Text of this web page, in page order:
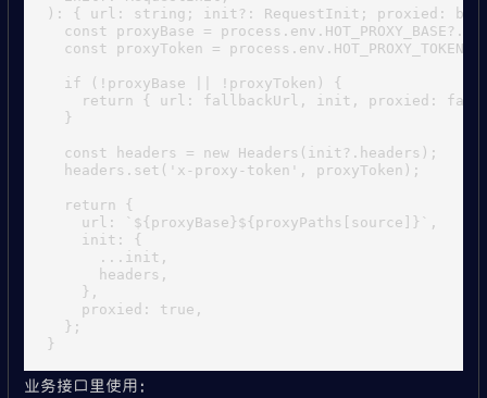
): { url: string; init?: RequestInit; proxied:
const proxyBase =
  const proxyToken = process.env.HOT_PROXY_TOKEN;
  if (!proxyBase || !proxyToken) {
return { url: fallbackUrl, init, proxied:
  }
  const headers = new Headers(init?.headers);
  headers.set('x-proxy-token', proxyToken);
  return {
    url: `${proxyBase}${proxyPaths[source]}`,
    init: {
      ...init,
      headers,
    },
    proxied: true,
  };
业务接口里使用：